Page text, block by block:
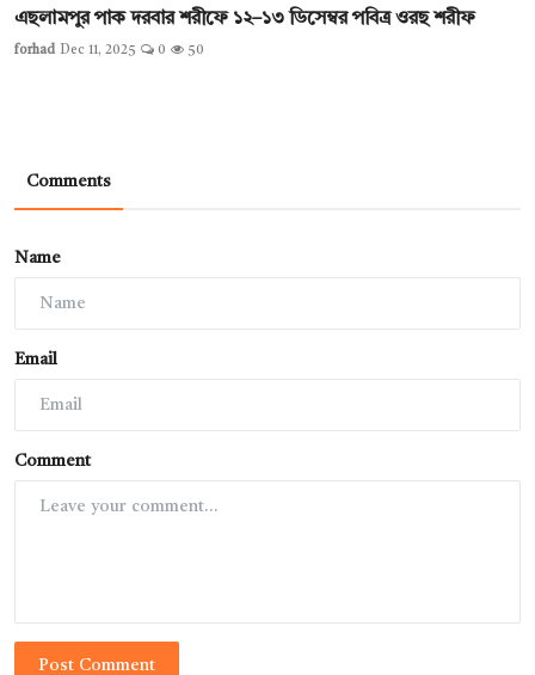
এছলামপুর পাক দরবার শরীফে ১২–১৩ ডিসেম্বর পবিত্র ওরছ শরীফ
forhad Dec 11, 2025 0 50
Comments
Name
Email
Comment
Post Comment